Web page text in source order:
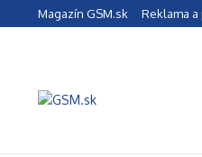
Preskočiť na obsah
Magazín GSM.sk Reklama